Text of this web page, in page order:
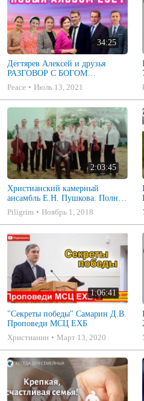
34:25
Дегтярев Алексей и друзья
РАЗГОВОР С БОГОМ
Христианские песни МСЦ ЕХБ
2021 (7я)
Peace Июль 13, 2021
7
2:03:45
Христианский камерный
ансамбль Е.Н. Пушкова. Полное
собрание
Piligrim Ноябрь 1, 2018
1:06:41
"Секреты победы" Самарин Д.В.
Проповеди МСЦ ЕХБ
Христианин
Март 13, 2020